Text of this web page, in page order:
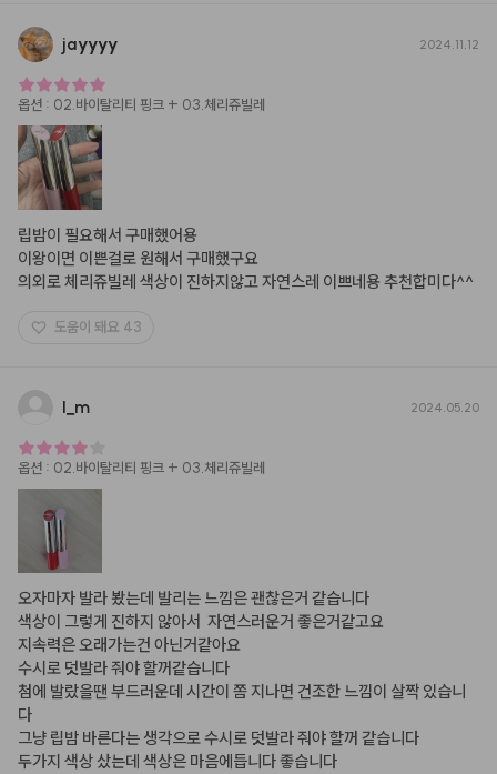
jayyyy 2024.11.12
옵션 : 02.바이탈리티 핑크 + 03.체리쥬빌레
립밤이 필요해서 구매했어용
이왕이면 이쁜걸로 원해서 구매했구요
의외로 체리쥬빌레 색상이 진하지않고 자연스레 이쁘네용 추천합미다^^
도움이 돼요 43
l m 2024.05.20
옵션 : 02.바이탈리티 핑크 + 03.체리쥬빌레
오자마자 발라 봤는데 발리는 느낌은 괜찮은거 같습니다
색상이 그렇게 진하지 않아서  자연스러운거 좋은거같고요
지속력은 오래가는건 아닌거같아요
수시로 덧발라 줘야 할꺼같습니다
첨에 발랐을땐 부드러운데 시간이 쫌 지나면 건조한 느낌이 살짝 있습니
다
그냥 립밤 바른다는 생각으로 수시로 덧발라 줘야 할꺼 같습니다
두가지 색상 샀는데 색상은 마음에듭니다 좋습니다